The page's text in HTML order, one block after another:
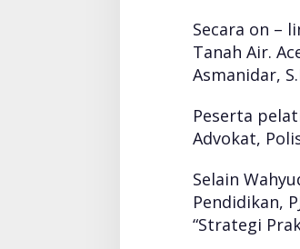
Secara on –
Tanah Air.
Asmanidar,
Peserta
Advokat,
Selain
Pendidikan,
“Strategi